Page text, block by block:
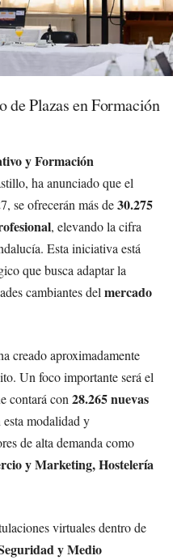
de Plazas en Formación
y Formación
ha anunciado que el
se ofrecerán más de30.275
, elevando la cifra
Esta iniciativa está
que busca adaptar la
cambiantes del mercado
creado aproximadamente
Un foco importante será el
contará con 28.265 nuevas
modalidad y
de alta demanda como
y Marketing, Hostelería
virtuales dentro de
y Medio